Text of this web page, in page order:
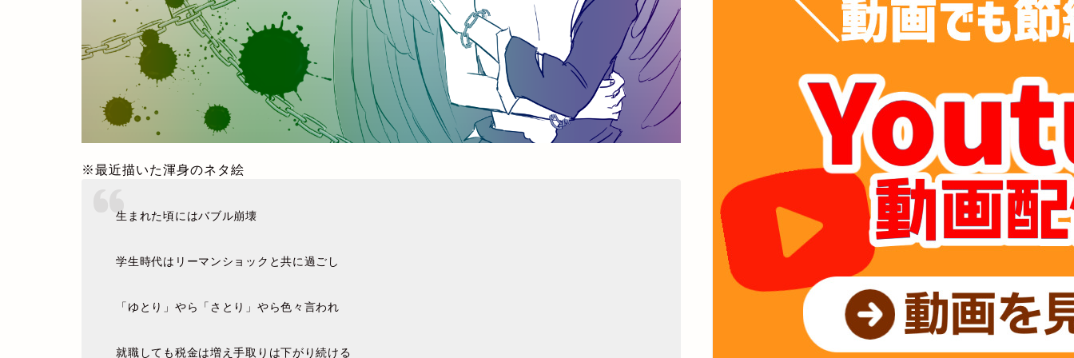
※最近描いた渾身のネタ絵
生まれた頃にはバブル崩壊
学生時代はリーマンショックと共に過ごし
「ゆとり」やら「さとり」やら色々言われ
就職しても税金は増え手取りは下がり続ける